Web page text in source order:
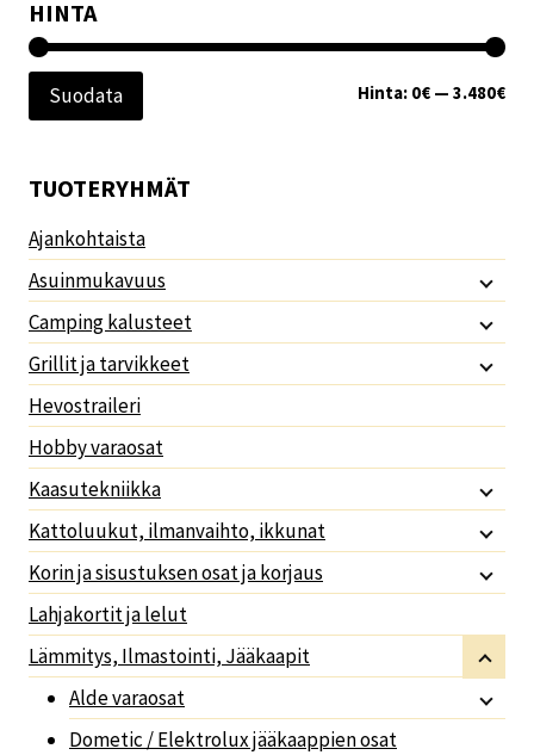
HINTA
Suodata Hinta: 0€ — 3.480€
TUOTERYHMÄT
Ajankohtaista
Asuinmukavuus
Camping kalusteet
Grillit ja tarvikkeet
Hevostraileri
Hobby varaosat
Kaasutekniikka
Kattoluukut, ilmanvaihto, ikkunat
Korin ja sisustuksen osat ja korjaus
Lahjakortit ja lelut
Lämmitys, Ilmastointi, Jääkaapit
Alde varaosat
Dometic / Elektrolux jääkaappien osat